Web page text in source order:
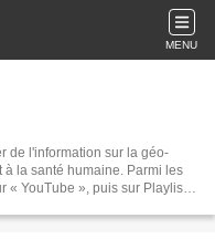
MENU
de l'information sur la géo-
« YouTube », puis sur Playlists,
sur « Articles scientifiques » :